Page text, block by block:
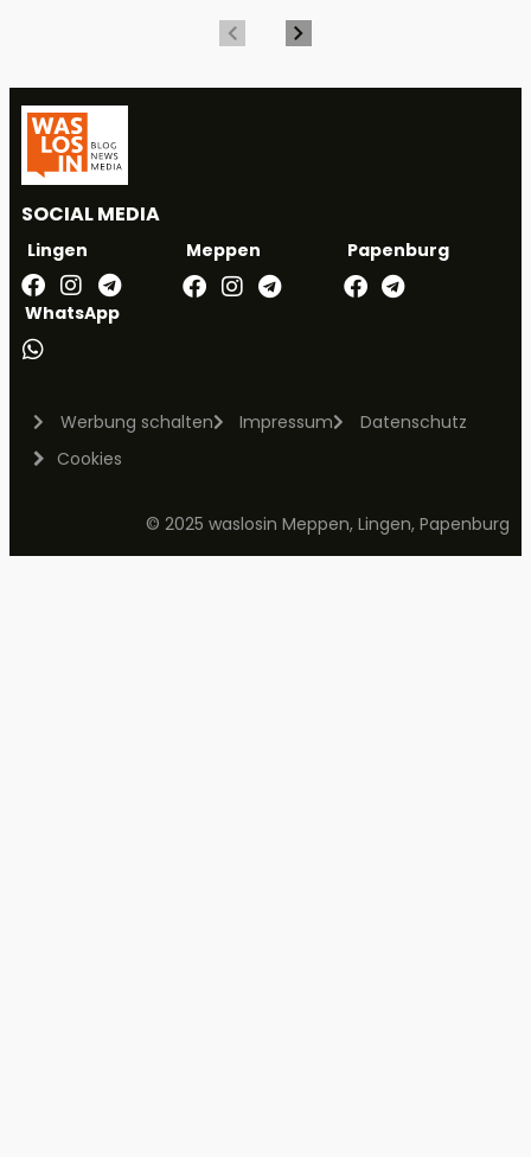
SOCIAL MEDIA
Lingen Meppen Papenburg
WhatsApp
Werbung schalten Impressum
Datenschutz
Cookies
© 2025 waslosin Meppen, Lingen, Papenburg